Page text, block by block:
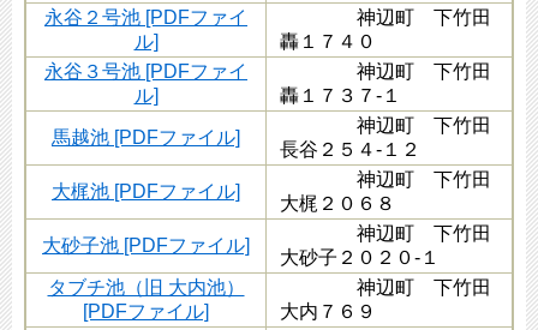
永谷２号池 [PDFファイ
ル]
神辺町 下竹田
轟１７４０
永谷３号池 [PDFファイ
ル]
神辺町 下竹田
轟１７３７-１
馬越池 [PDFファイル]
神辺町 下竹田
長谷２５４-１２
大梶池 [PDFファイル]
神辺町 下竹田
大梶２０６８
大砂子池 [PDFファイル]
神辺町 下竹田
大砂子２０２０-１
タブチ池（旧 大内池）
[PDFファイル]
神辺町 下竹田
大内７６９